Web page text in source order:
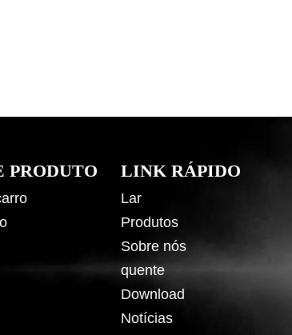
PRODUTO LINK RÁPIDO
Lar
Produtos
Sobre nós
quente
Download
Notícias